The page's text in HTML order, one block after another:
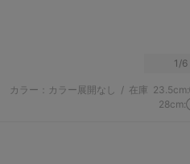
1 /6
カラー：カラー展開なし / 在庫